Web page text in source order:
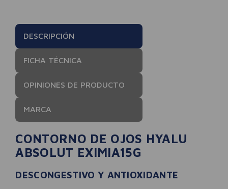
DESCRIPCIÓN
FICHA TÉCNICA
OPINIONES DE PRODUCTO
MARCA
CONTORNO DE OJOS HYALU
ABSOLUT EXIMIA15G
DESCONGESTIVO Y ANTIOXIDANTE